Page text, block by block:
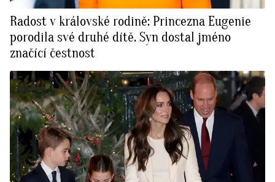
Radost v královské rodině: Princezna Eugenie
porodila své druhé dítě. Syn dostal jméno
značící čestnost